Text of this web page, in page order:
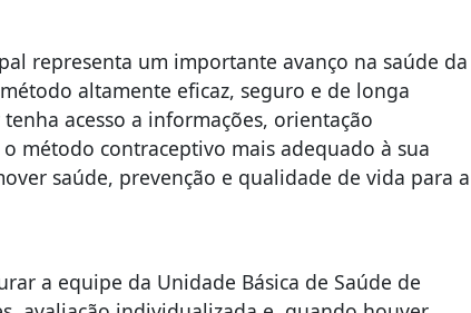
representa um importante avanço na saúde da
altamente eficaz, seguro e de longa
acesso a informações, orientação
método contraceptivo mais adequado à sua
saúde, prevenção e qualidade de vida para a
a equipe da Unidade Básica de Saúde de